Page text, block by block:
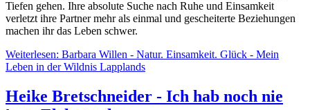
Tiefen gehen. Ihre absolute Suche nach Ruhe und Einsamkeit
verletzt ihre Partner mehr als einmal und gescheiterte Beziehungen
machen ihr das Leben schwer.
Weiterlesen: Barbara Willen - Natur. Einsamkeit. Glück - Mein
Leben in der Wildnis Lapplands
Heike Bretschneider - Ich hab noch nie